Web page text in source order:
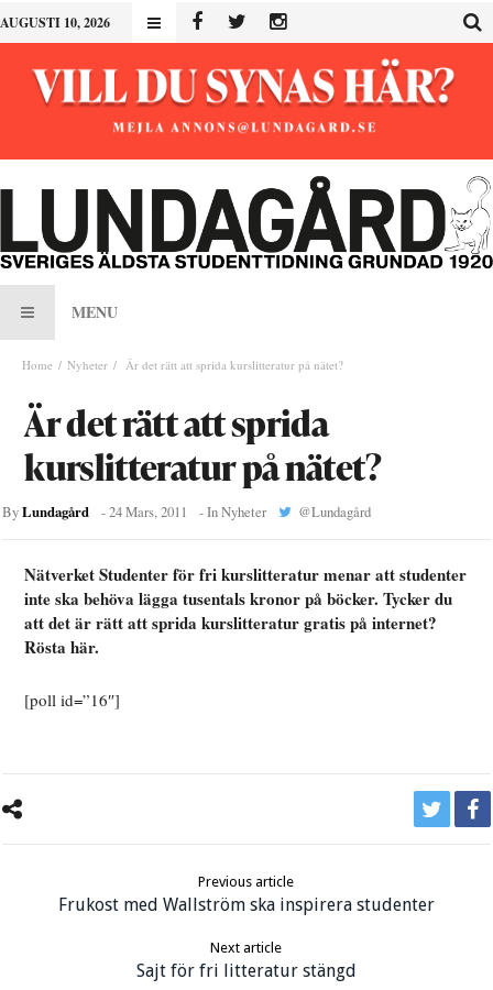
AUGUSTI 10, 2026
MENU
Home Nyheter Är det rätt att sprida kurslitteratur på nätet?
Är det rätt att sprida
kurslitteratur på nätet?
ByLundagård -24 Mars, 2011 - InNyheter @Lundagård
Nätverket Studenter för fri kurslitteratur menar att studenter
inte ska behöva lägga tusentals kronor på böcker. Tycker du
att det är rätt att sprida kurslitteratur gratis på internet?
Rösta här.
[poll id=”16″]
Previous article
Frukost med Wallström ska inspirera studenter
Next article
Sajt för fri litteratur stängd